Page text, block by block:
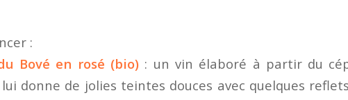
:
Bové en rosé (bio) : un vin élaboré à partir du
donne de jolies teintes douces avec quelques